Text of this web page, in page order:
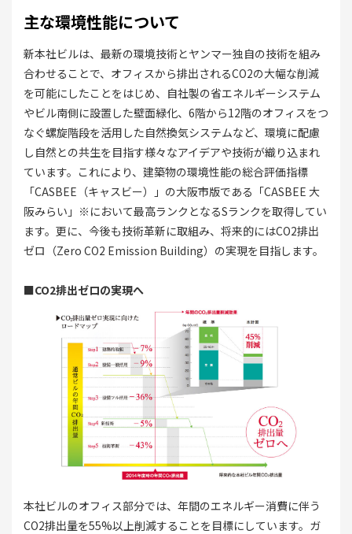
主な環境性能について
新本社ビルは、最新の環境技術とヤンマー独自の技術を組み
合わせることで、オフィスから排出されるCO2の大幅な削減
を可能にしたことをはじめ、自社製の省エネルギーシステム
やビル南側に設置した壁面緑化、6階から12階のオフィスをつ
なぐ螺旋階段を活用した自然換気システムなど、環境に配慮
し自然との共生を目指す様々なアイデアや技術が織り込まれ
ています。これにより、建築物の環境性能の総合評価指標
「CASBEE（キャスビー）」の大阪市版である「CASBEE 大
阪みらい」※において最高ランクとなるSランクを取得してい
ます。更に、今後も技術革新に取組み、将来的にはCO2排出
ゼロ（Zero CO2 Emission Building）の実現を目指します。
■CO2排出ゼロの実現へ
本社ビルのオフィス部分では、年間のエネルギー消費に伴う
CO2排出量を55%以上削減することを目標にしています。ガ